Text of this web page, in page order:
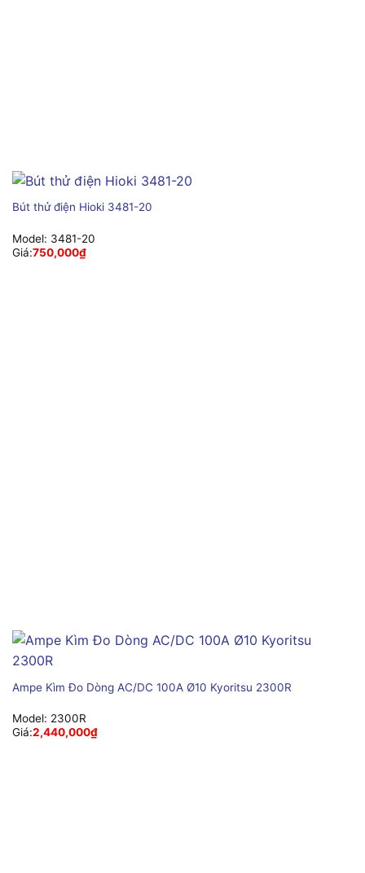
Bút thử điện Hioki 3481-20
Model: 3481-20
Giá:750,000₫
Ampe Kìm Đo Dòng AC/DC 100A Ø10 Kyoritsu 2300R
Model: 2300R
Giá:2,440,000₫